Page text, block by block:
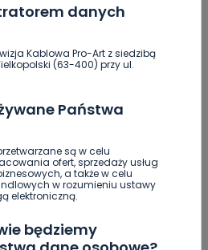
danych
Kablowa Pro-Art z siedzibą
(63-400) przy ul.
Państwa
są w celu
ofert, sprzedaży usług
a także w celu
w rozumieniu ustawy
elektroniczną.
będziemy